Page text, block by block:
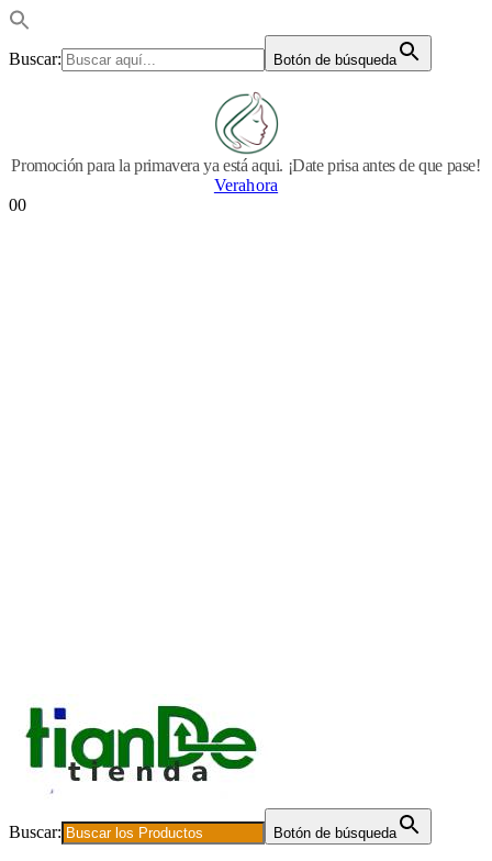
Buscar: Botón de búsqueda
Promoción para la primavera ya está aqui. ¡Date prisa antes de que pase!
Verahora
00
Buscar: Botón de búsqueda